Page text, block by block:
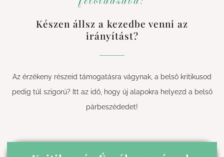
Készen állsz a kezedbe venni az
irányítást?
Az érzékeny részeid támogatásra vágynak, a belső kritikusod
pedig túl szigorú? Itt az idő, hogy új alapokra helyezd a belső
párbeszédedet!